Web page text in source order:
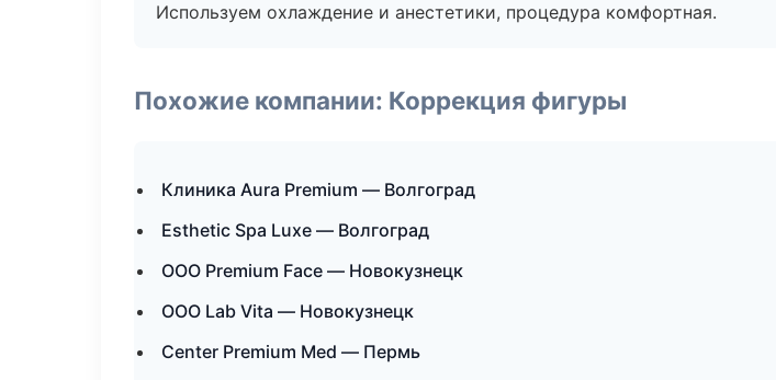
Используем охлаждение и анестетики, процедура комфортная.
Похожие компании: Коррекция фигуры
Клиника Aura Premium — Волгоград
Esthetic Spa Luxe — Волгоград
ООО Premium Face — Новокузнецк
ООО Lab Vita — Новокузнецк
Center Premium Med — Пермь